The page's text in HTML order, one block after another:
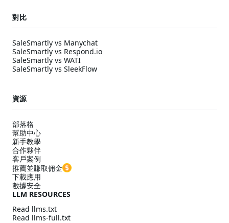
對比
SaleSmartly vs Manychat
SaleSmartly vs Respond.io
SaleSmartly vs WATI
SaleSmartly vs SleekFlow
資源
部落格
幫助中心
新手教學
合作夥伴
客戶案例
推薦並賺取佣金
下載應用
數據安全
LLM RESOURCES
Read llms.txt
Read llms-full.txt